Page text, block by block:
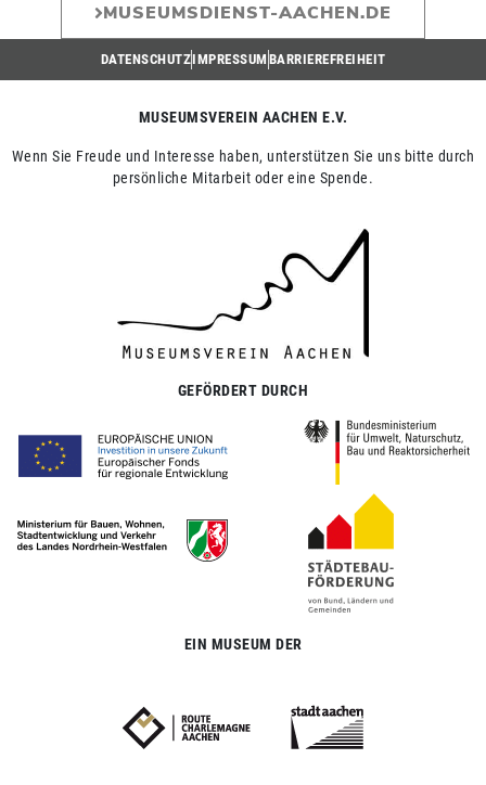
MUSEUMSDIENST-AACHEN.DE
DATENSCHUTZIMPRESSUM BARRIEREFREIHEIT
MUSEUMSVEREIN AACHEN E.V.
Wenn Sie Freude und Interesse haben, unterstützen Sie uns bitte durch
persönliche Mitarbeit oder eine Spende.
GEFÖRDERT DURCH
EIN MUSEUM DER